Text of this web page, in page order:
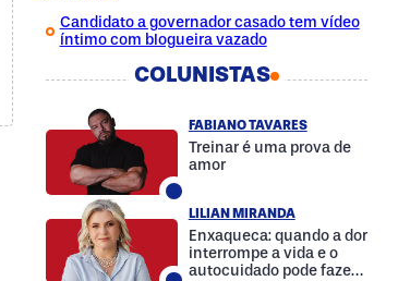
Candidato a governador casado tem vídeo
íntimo com blogueira vazado
COLUNISTAS
FABIANO TAVARES
Treinar é uma prova de
amor
LILIAN MIRANDA
Enxaqueca: quando a dor
interrompe a vida e o
autocuidado pode fazer